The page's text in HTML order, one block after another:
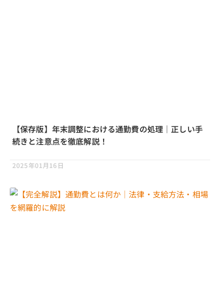
【保存版】年末調整における通勤費の処理｜正しい手
続きと注意点を徹底解説！
2025年01月16日